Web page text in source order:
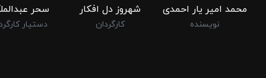
محمد امیر یار احمدی
نویسنده
شهروز دل افکار
کارگردان
سحر
دستیار